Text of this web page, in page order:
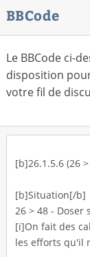
BBCode
Le BBCode ci-
disposition
votre fil de